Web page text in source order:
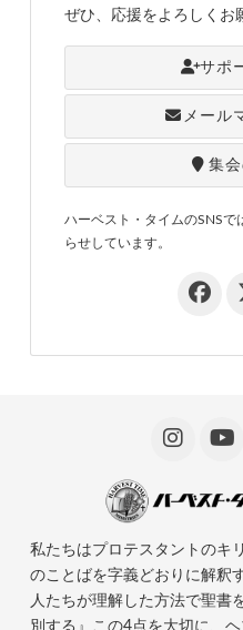
ぜひ、応援をよろしくお
サポ
メール
集
ハーベスト・タイムのSNSで
らせしています。
私たちはプロテスタントのキ
のことばを字義どおりに解釈
人たちが理解した方法で聖書
別する』この4点を大切に、